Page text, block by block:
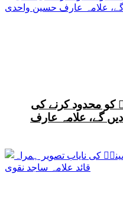
کو محدود کرنے کی
گے، علامہ عارف